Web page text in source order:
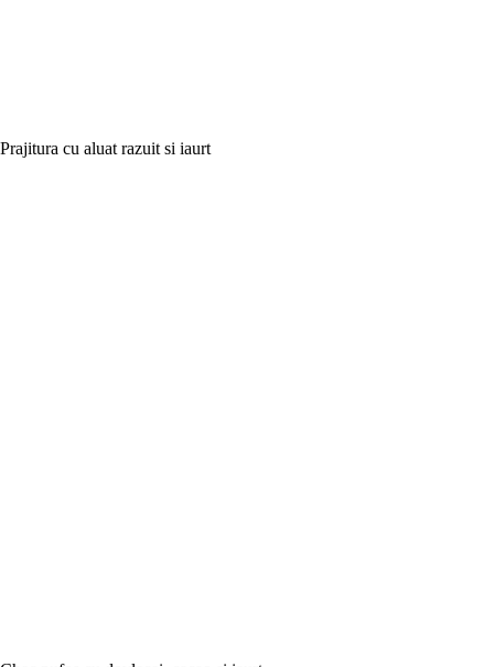
Prajitura cu aluat razuit si iaurt